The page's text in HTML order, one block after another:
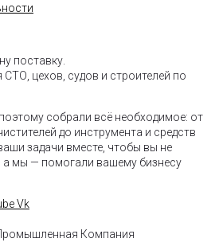
поставку.
цехов, судов и строителей по
собрали всё необходимое: от
до инструмента и средств
задачи вместе, чтобы вы не
а мы — помогали вашему бизнесу
Vk
Компания